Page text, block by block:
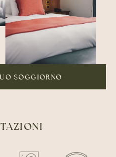
SOGGIORNO